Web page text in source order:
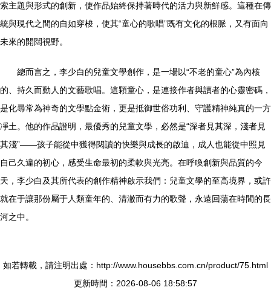
索主題與形式的創新，使作品始終保持著時代的活力與新鮮感。這種在傳
統與現代之間的自如穿梭，使其“童心的歌唱”既有文化的根脈，又有面向
未來的開闊視野。
總而言之，李少白的兒童文學創作，是一場以“不老的童心”為內核
的、持久而動人的文藝歌唱。這顆童心，是連接作者與讀者的心靈密碼，
是化尋常為神奇的文學點金術，更是抵御世俗功利、守護精神純真的一方
凈土。他的作品證明，最優秀的兒童文學，必然是“深者見其深，淺者見
其淺”——孩子能從中獲得閱讀的快樂與成長的啟迪，成人也能從中照見
自己久違的初心，感受生命最初的柔軟與光亮。在呼喚創新與品質的今
天，李少白及其所代表的創作精神啟示我們：兒童文學的至高境界，或許
就在于讓那份屬于人類童年的、清澈而有力的歌聲，永遠回蕩在時間的長
河之中。
如若轉載，請注明出處：http://www.housebbs.com.cn/product/75.html
更新時間：2026-08-06 18:58:57